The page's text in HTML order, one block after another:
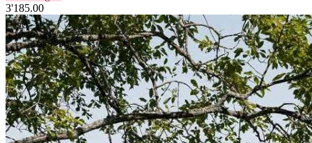
3'185.00